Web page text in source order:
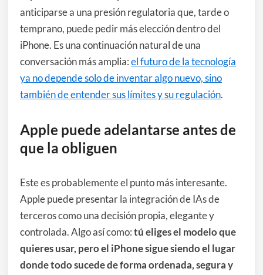
anticiparse a una presión regulatoria que, tarde o
temprano, puede pedir más elección dentro del
iPhone. Es una continuación natural de una
conversación más amplia:el futuro de la tecnología
ya no depende solo de inventar algo nuevo, sino
también de entender sus límites y su regulación.
Apple puede adelantarse antes de
que la obliguen
Este es probablemente el punto más interesante.
Apple puede presentar la integración de IAs de
terceros como una decisión propia, elegante y
controlada. Algo así como:tú eliges el modelo que
quieres usar, pero el iPhone sigue siendo el lugar
donde todo sucede de forma ordenada, segura y